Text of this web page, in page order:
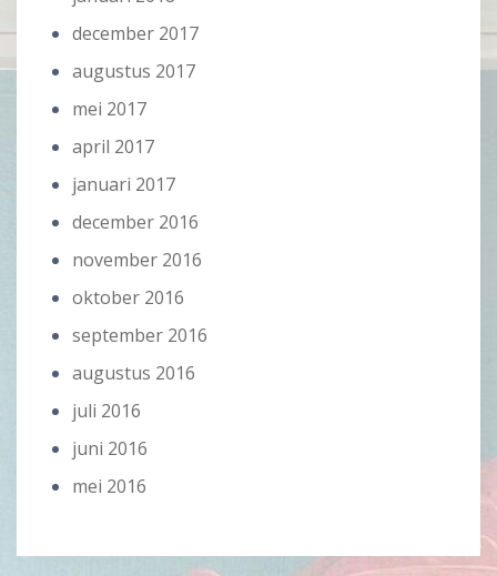
december 2017
augustus 2017
mei 2017
april 2017
januari 2017
december 2016
november 2016
oktober 2016
september 2016
augustus 2016
juli 2016
juni 2016
mei 2016